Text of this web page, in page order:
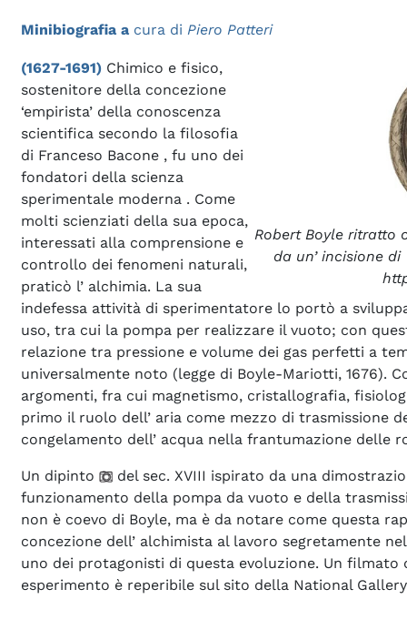
Minibiografia a cura di Piero Patteri
Robert Boyle ritratto
da un’ incisione
(1627-1691) Chimico e fisico,
sostenitore della concezione
‘empirista’ della conoscenza
scientifica secondo la filosofia
di Franceso Bacone , fu uno dei
fondatori della scienza
sperimentale moderna . Come
molti scienziati della sua epoca,
interessati alla comprensione e
controllo dei fenomeni naturali,
praticò l’ alchimia. La sua
indefessa attività di sperimentatore lo portò a
uso, tra cui la pompa per realizzare il vuoto; con
relazione tra pressione e volume dei gas perfetti a
universalmente noto (legge di Boyle-Mariotti, 1676).
argomenti, fra cui magnetismo, cristallografia,
primo il ruolo dell’ aria come mezzo di trasmissione
congelamento dell’ acqua nella frantumazione delle
Un dipinto
del sec. XVIII ispirato da una
funzionamento della pompa da vuoto e della
non è coevo di Boyle, ma è da notare come questa
concezione dell’ alchimista al lavoro segretamente
uno dei protagonisti di questa evoluzione. Un filmato
esperimento è reperibile sul sito della National